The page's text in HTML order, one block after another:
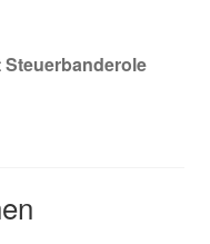
Steuerbanderole